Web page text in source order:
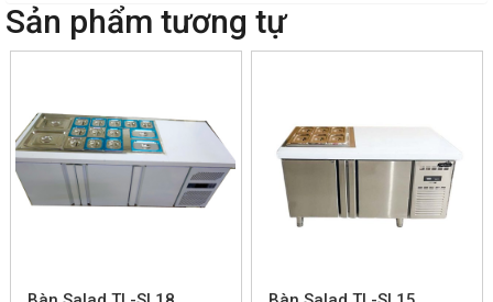
Sản phẩm tương tự